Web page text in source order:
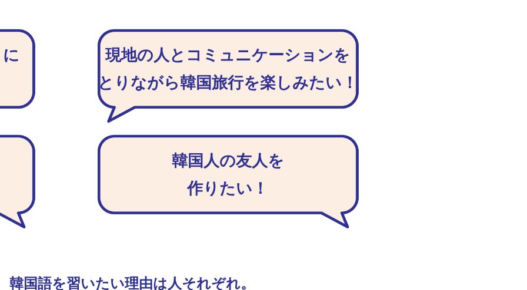
現地の人とコミュニケーションを
とりながら韓国旅行を楽しみたい！
韓国人の友人を
作りたい！
韓国語を習いたい理由は人それぞれ。